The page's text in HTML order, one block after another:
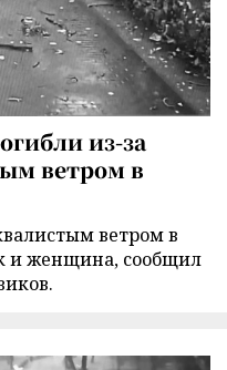
из-за
ветром в
ветром в
и женщина, сообщил